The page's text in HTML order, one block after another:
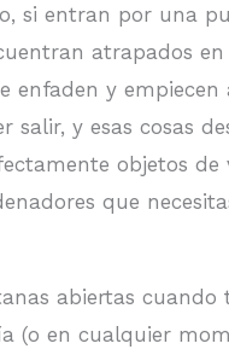
si entran por una
atrapados en
enfaden y empiecen
salir, y esas cosas
objetos de
que
abiertas cuando
(o en cualquier